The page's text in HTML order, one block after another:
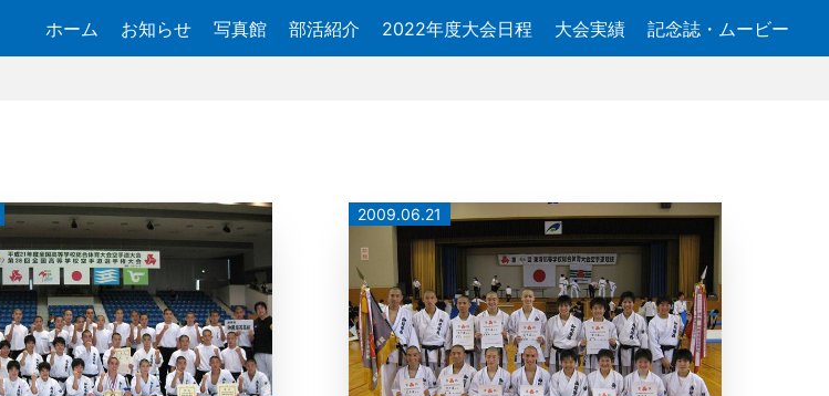
ホーム お知らせ 写真館 部活紹介 2022年度大会日程 大会実績 記念誌・ムービー
2009.06.21